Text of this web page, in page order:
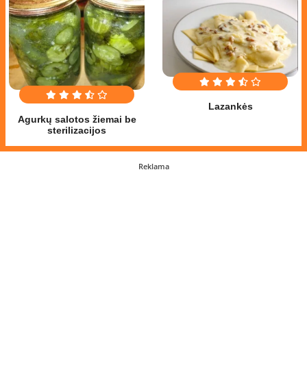
Agurkų salotos žiemai be
sterilizacijos
Lazankės
Reklama